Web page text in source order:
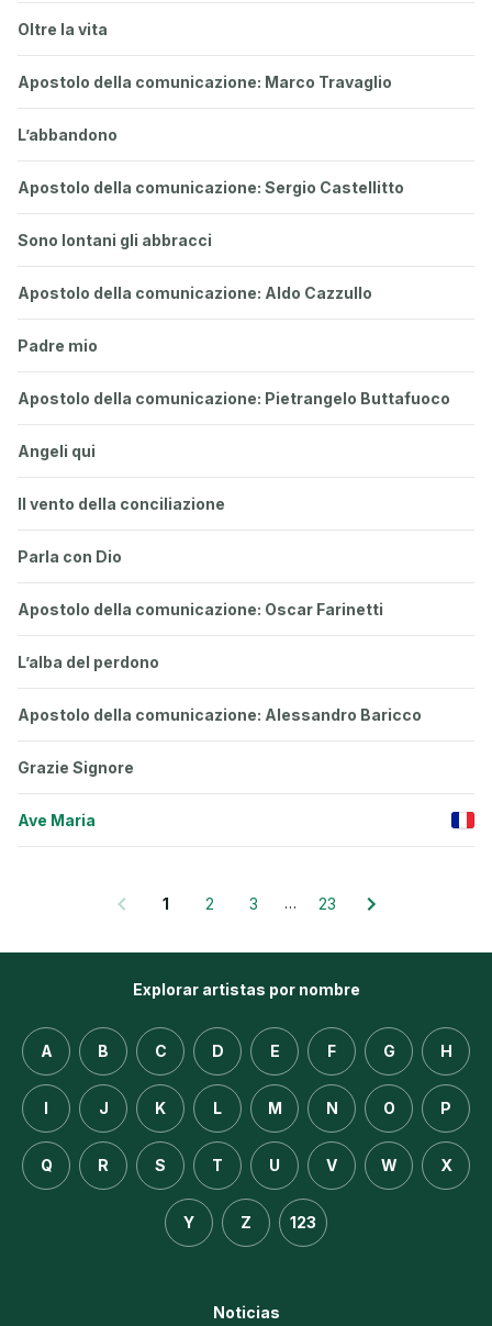
Oltre la vita
Apostolo della comunicazione: Marco Travaglio
L’abbandono
Apostolo della comunicazione: Sergio Castellitto
Sono lontani gli abbracci
Apostolo della comunicazione: Aldo Cazzullo
Padre mio
Apostolo della comunicazione: Pietrangelo Buttafuoco
Angeli qui
Il vento della conciliazione
Parla con Dio
Apostolo della comunicazione: Oscar Farinetti
L’alba del perdono
Apostolo della comunicazione: Alessandro Baricco
Grazie Signore
Ave Maria
1 2 3 … 23
Explorar artistas por nombre
A B C D E F G H
I J K L M N O P
Q R S T U V W X
Y Z 123
Noticias